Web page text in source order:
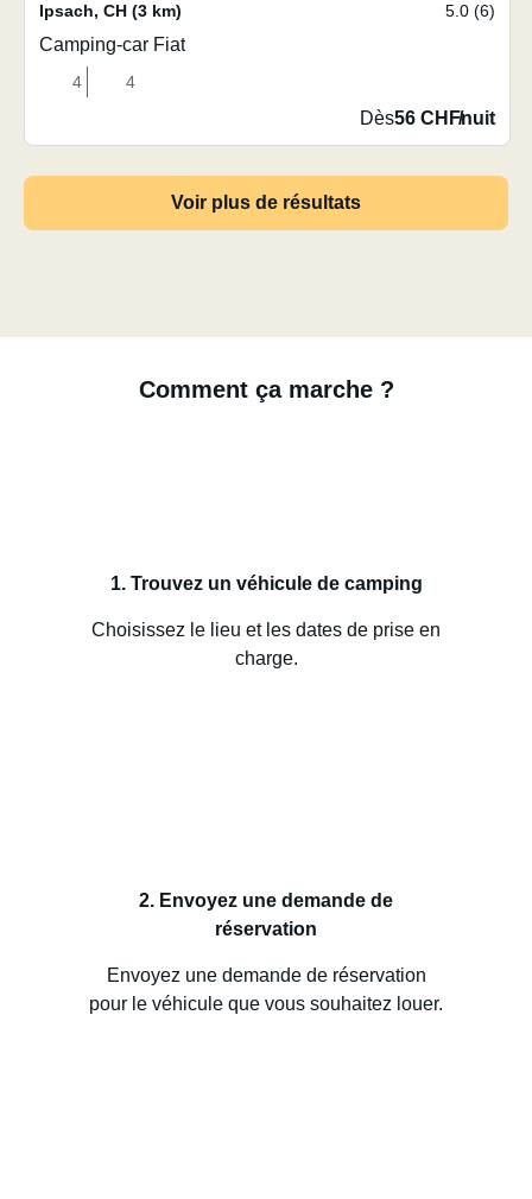
Ipsach, CH (3 km) 5.0 (6)
Camping-car Fiat
4 4
Dès56 CHF/nuit
Voir plus de résultats
Comment ça marche ?
1. Trouvez un véhicule de camping
Choisissez le lieu et les dates de prise en
charge.
2. Envoyez une demande de
réservation
Envoyez une demande de réservation
pour le véhicule que vous souhaitez louer.